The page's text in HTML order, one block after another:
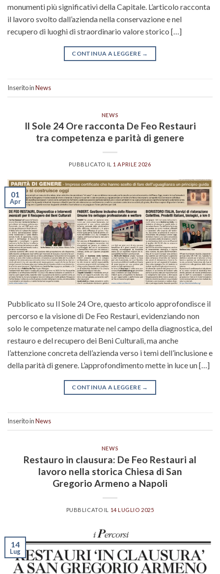
monumenti più significativi della Capitale. L’articolo racconta
il lavoro svolto dall’azienda nella conservazione e nel
recupero di luoghi di straordinario valore storico […]
CONTINUA A LEGGERE →
Inserito inNews
NEWS
Il Sole 24 Ore racconta De Feo Restauri
tra competenza e parità di genere
PUBBLICATO IL 1 APRILE 2026
01
Apr
Pubblicato su Il Sole 24 Ore, questo articolo approfondisce il
percorso e la visione di De Feo Restauri, evidenziando non
solo le competenze maturate nel campo della diagnostica, del
restauro e del recupero dei Beni Culturali, ma anche
l’attenzione concreta dell’azienda verso i temi dell’inclusione e
della parità di genere. L’approfondimento mette in luce un […]
CONTINUA A LEGGERE →
Inserito inNews
NEWS
Restauro in clausura: De Feo Restauri al
lavoro nella storica Chiesa di San
Gregorio Armeno a Napoli
PUBBLICATO IL 14 LUGLIO 2025
14
Lug